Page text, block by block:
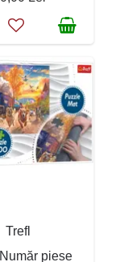
Trefl
piese